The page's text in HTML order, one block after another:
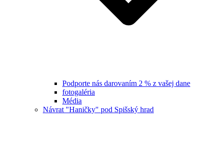
Podporte nás darovaním 2 % z vašej dane
fotogaléria
Média
Návrat "Haničky" pod Spišský hrad